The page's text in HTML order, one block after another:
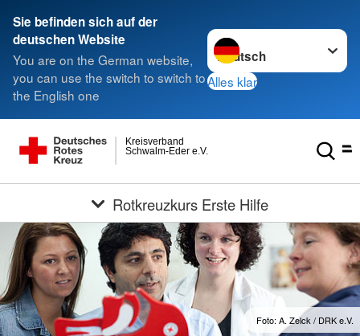
Sie befinden sich auf der
deutschen Website
You are on the German website,
you can use the switch to switch to
the English one
Sprache wechseln zu
Alles klar
Schwalm-Eder e.V.
Kreisverband
Rotkreuzkurs Erste Hilfe
Foto: A. Zelck / DRK e.V.